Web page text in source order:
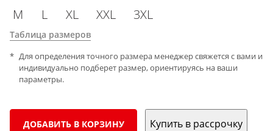
M L XL XXL 3XL
Таблица размеров
Для определения точного размера менеджер свяжется с вами и
индивидуально подберет размер, ориентируясь на ваши
параметры.
ДОБАВИТЬ В КОРЗИНУ Купить в рассрочку